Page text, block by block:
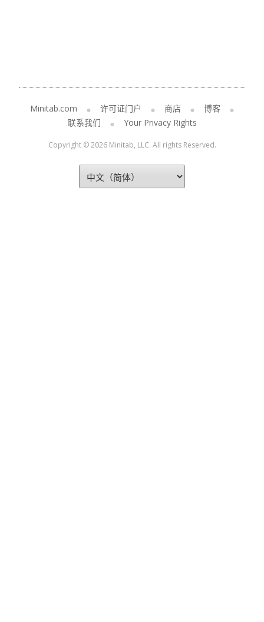
Minitab.com 许可证门户 商店
博客
联系我们
Your Privacy Rights
Copyright © 2026 Minitab, LLC. All rights Reserved.